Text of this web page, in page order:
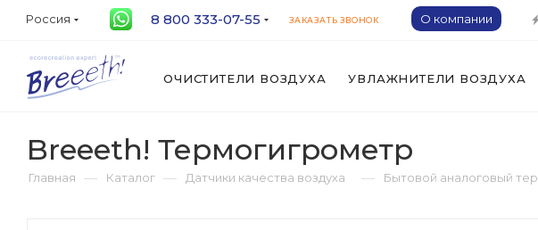
Россия 8 800 333-07-55 ЗАКАЗАТЬ ЗВОНОК О компании
ОЧИСТИТЕЛИ ВОЗДУХА УВЛАЖНИТЕЛИ ВОЗДУХА
Breeeth! Термогигрометр
Главная — Каталог — Датчики качества воздуха — Бытовой аналоговый